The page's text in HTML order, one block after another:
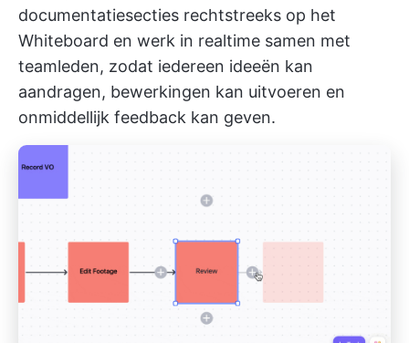
documentatiesecties rechtstreeks op het
Whiteboard en werk in realtime samen met
teamleden, zodat iedereen ideeën kan
aandragen, bewerkingen kan uitvoeren en
onmiddellijk feedback kan geven.